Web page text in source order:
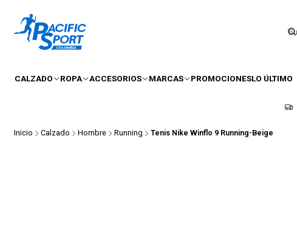
CALZADO ROPA ACCESORIOS MARCAS PROMOCIONESLO ÚLTIMO
Inicio Calzado Hombre Running Tenis Nike Winflo 9 Running-Beige